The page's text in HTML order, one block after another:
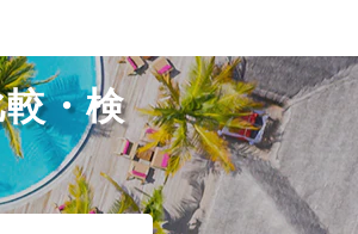
・検